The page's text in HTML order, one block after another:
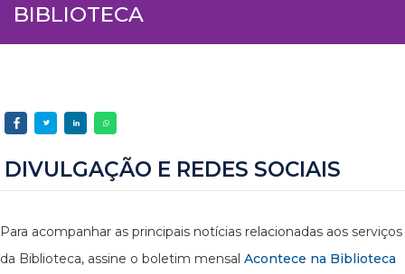
BIBLIOTECA
DIVULGAÇÃO E REDES SOCIAIS
Para acompanhar as principais notícias relacionadas aos serviços
da Biblioteca, assine o boletim mensal Acontece na Biblioteca